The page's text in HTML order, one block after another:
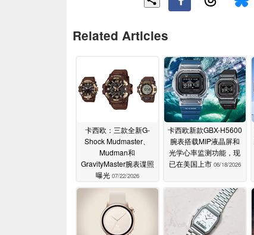
Related Articles
卡西欧：三款全新G-
Shock Mudmaster、
Mudman和
GravityMaster腕表谍照
曝光 07/22/2026
卡西欧新款GBX-H5600
腕表搭载MIP液晶屏和
光学心率监测功能，现
已在美国上市 06/18/2026